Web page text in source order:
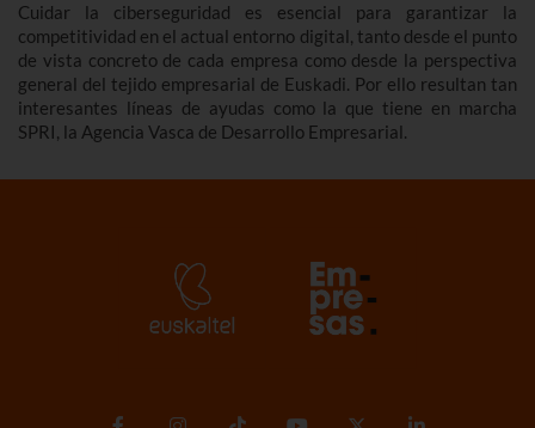
Cuidar la ciberseguridad es esencial para garantizar la
competitividad en el actual entorno digital, tanto desde el punto
de vista concreto de cada empresa como desde la perspectiva
general del tejido empresarial de Euskadi. Por ello resultan tan
interesantes líneas de ayudas como la que tiene en marcha
SPRI, la Agencia Vasca de Desarrollo Empresarial.